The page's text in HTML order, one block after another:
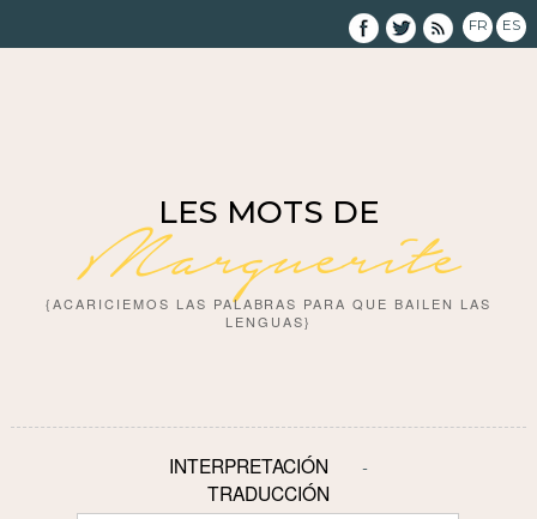
FR ES
LES MOTS DE
Marguerite
{ACARICIEMOS LAS PALABRAS PARA QUE BAILEN LAS
LENGUAS}
INTERPRETACIÓN
TRADUCCIÓN